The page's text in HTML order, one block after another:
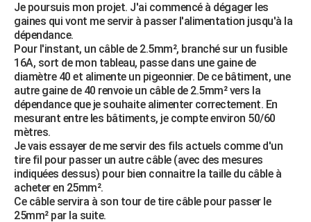
Je poursuis mon projet. J'ai commencé à dégager les
gaines qui vont me servir à passer l'alimentation jusqu'à la
dépendance.
Pour l'instant, un câble de 2.5mm², branché sur un fusible
16A, sort de mon tableau, passe dans une gaine de
diamètre 40 et alimente un pigeonnier. De ce bâtiment, une
autre gaine de 40 renvoie un câble de 2.5mm² vers la
dépendance que je souhaite alimenter correctement. En
mesurant entre les bâtiments, je compte environ 50/60
mètres.
Je vais essayer de me servir des fils actuels comme d'un
tire fil pour passer un autre câble (avec des mesures
indiquées dessus) pour bien connaitre la taille du câble à
acheter en 25mm².
Ce câble servira à son tour de tire câble pour passer le
25mm² par la suite.